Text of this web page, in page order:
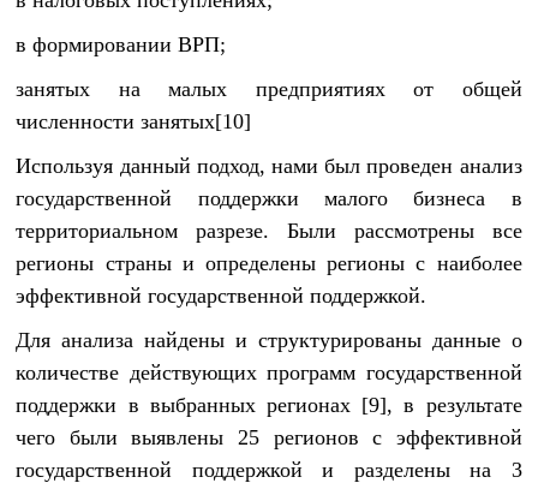
в формировании ВРП;
занятых на малых предприятиях от общей
численности занятых[10]
Используя данный подход, нами был проведен анализ
государственной поддержки малого бизнеса в
территориальном разрезе. Были рассмотрены все
регионы страны и определены регионы с наиболее
эффективной государственной поддержкой.
Для анализа найдены и структурированы данные о
количестве действующих программ государственной
поддержки в выбранных регионах [9], в результате
чего были выявлены 25 регионов с эффективной
государственной поддержкой и разделены на 3